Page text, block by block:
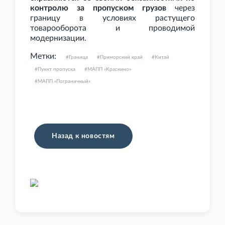
контролю за пропуском грузов через
границу в условиях растущего
товарооборота и проводимой
модернизации.
Метки: Граница Приморский край Китай
Пункт пропуска МАПП «Краскино»
МАПП «Пограничный»
Назад к новостям